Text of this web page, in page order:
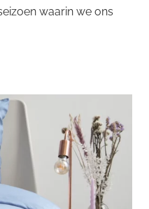
waarin we ons